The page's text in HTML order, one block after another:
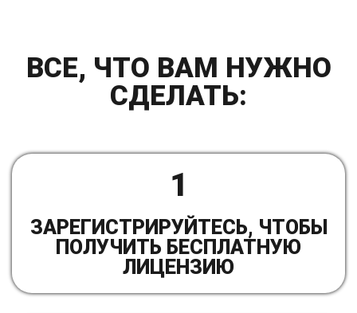
ВСЕ, ЧТО ВАМ НУЖНО
СДЕЛАТЬ:
1
ЗАРЕГИСТРИРУЙТЕСЬ, ЧТОБЫ
ПОЛУЧИТЬ БЕСПЛАТНУЮ
ЛИЦЕНЗИЮ